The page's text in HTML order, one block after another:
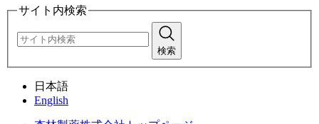
サイト内検索
検索
日本語
English